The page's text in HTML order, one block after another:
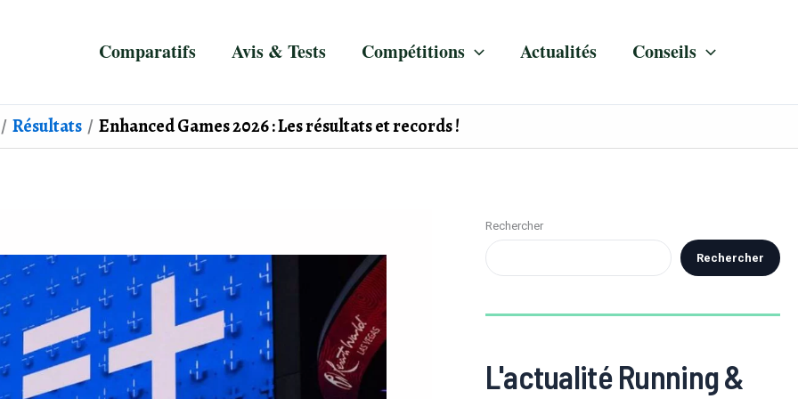
Comparatifs Avis & Tests Compétitions Actualités Conseils
Résultats Enhanced Games 2026 : Les résultats et records !
Rechercher
Rechercher
L'actualité Running &